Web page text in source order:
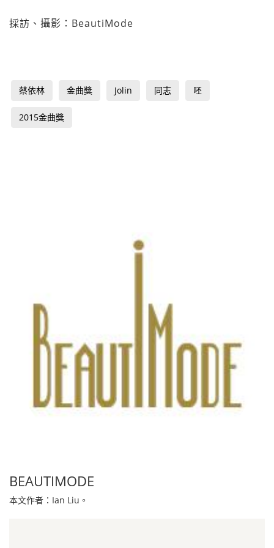
採訪、攝影：BeautiMode
蔡依林 金曲獎 Jolin 同志 呸
2015金曲獎
BEAUTIMODE
本文作者：Ian Liu。